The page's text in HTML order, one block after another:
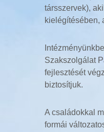
társszervek),
kielégítésében,
Szakszolgálat
fejlesztését
biztosítjuk.
A családokkal
formái